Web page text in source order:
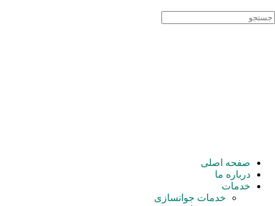
صفحه اصلی
درباره ما
خدمات
خدمات جوانسازی